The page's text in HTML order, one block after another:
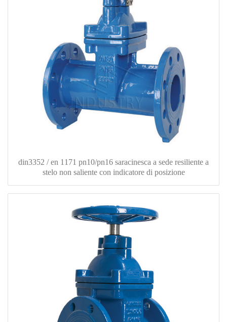
din3352 / en 1171 pn10/pn16 saracinesca a sede resiliente a
stelo non saliente con indicatore di posizione